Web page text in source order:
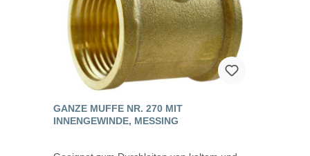
GANZE MUFFE NR. 270 MIT
INNENGEWINDE, MESSING